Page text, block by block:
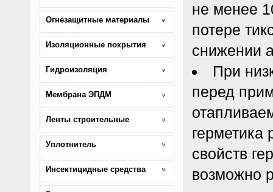
не менее
потере
снижении
При
перед
свойств
возможно
Огнезащитные материалы
Изоляционные покрытия
Гидроизоляция
Мембрана ЭПДМ
Ленты строительные
Уплотнитель
Инсектицидные средства